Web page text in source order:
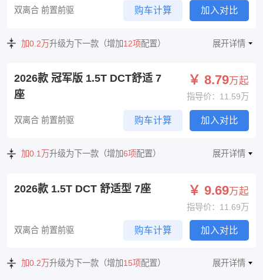
双离合 前置前驱 购车计算 加入对比
加0.2万升级为下一款（增加12项配置） 展开详情
2026款 冠军版 1.5T DCT舒适 7
座
￥ 8.79万起
指导价：11.59万
双离合 前置前驱 购车计算 加入对比
加0.1万升级为下一款（增加6项配置） 展开详情
2026款 1.5T DCT 舒适型 7座 ￥ 9.69万起
指导价：11.69万
双离合 前置前驱 购车计算 加入对比
加0.2万升级为下一款（增加15项配置） 展开详情